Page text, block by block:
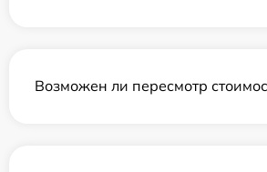
Возможен ли пересмотр